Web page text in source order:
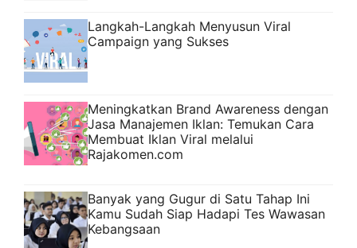
Langkah-Langkah Menyusun Viral
Campaign yang Sukses
Meningkatkan Brand Awareness dengan
Jasa Manajemen Iklan: Temukan Cara
Membuat Iklan Viral melalui
Rajakomen.com
Banyak yang Gugur di Satu Tahap Ini
Kamu Sudah Siap Hadapi Tes Wawasan
Kebangsaan